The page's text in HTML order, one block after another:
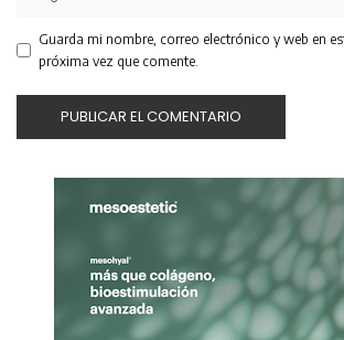
Guarda mi nombre, correo electrónico y web en
próxima vez que comente.